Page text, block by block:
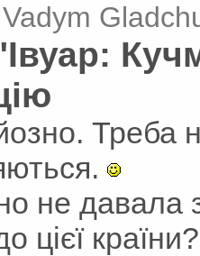
Треба
не давала
цієї країни?